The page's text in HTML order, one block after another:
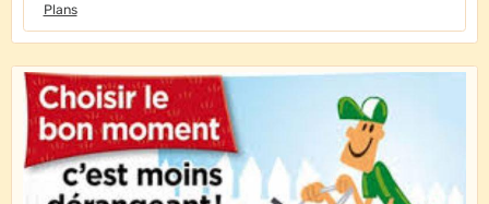
Plans